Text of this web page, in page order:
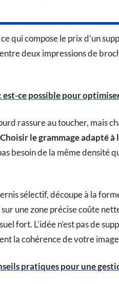
qui compose le prix d’un
deux impressions de
ce possible pour
rassure au toucher, mais
Choisir le grammage adapté à
besoin de la même densité
sélectif, découpe à la
une zone précise coûte
fort. L’idée n’est pas de
la cohérence de votre
pratiques pour une